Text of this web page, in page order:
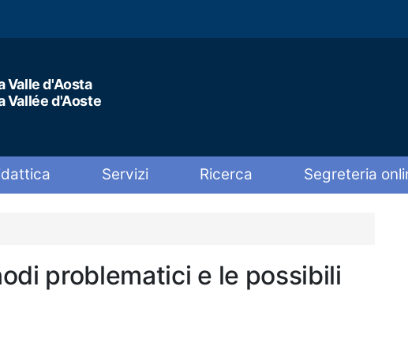
Valle d'Aosta
Vallée d'Aoste
Servizi Ricerca Segreteria
problematici e le possibili